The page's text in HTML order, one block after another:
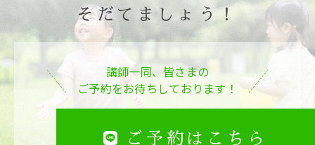
そだてましょう！
講師一同、皆さまの
ご予約をお待ちしております！
ご予約はこちら